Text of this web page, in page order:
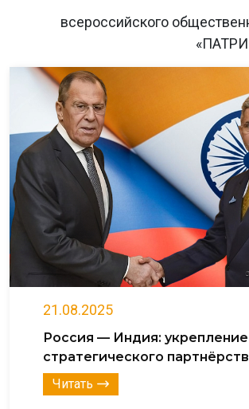
всероссийского
21.08.2025
Россия — Индия: укрепление
стратегического
Читать